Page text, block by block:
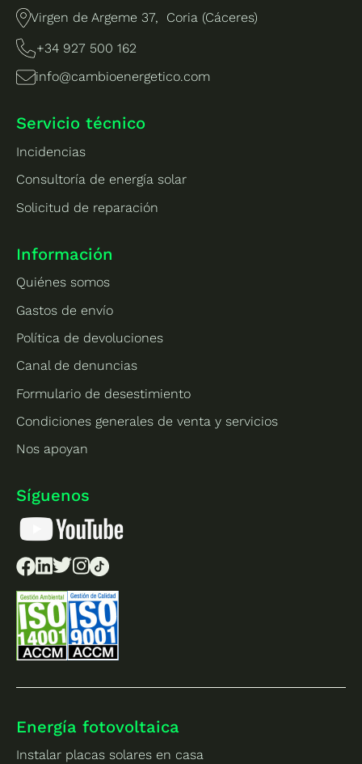
Virgen de Argeme 37, Coria (Cáceres)
+34 927 500 162
info@cambioenergetico.com
Servicio técnico
Incidencias
Consultoría de energía solar
Solicitud de reparación
Información
Quiénes somos
Gastos de envío
Política de devoluciones
Canal de denuncias
Formulario de desestimiento
Condiciones generales de venta y servicios
Nos apoyan
Síguenos
Energía fotovoltaica
Instalar placas solares en casa